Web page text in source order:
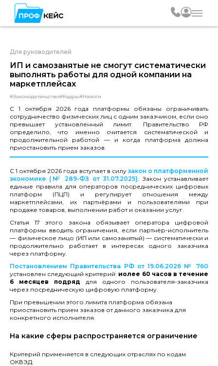
Для руководителей
ИП и самозанятые не смогут систематически
выполнять работы для одной компании на
маркетплейсах
#Законодательство#Кадры#Налоги
С 1 октября 2026 года платформы обязаны ограничивать
сотрудничество физических лиц с одним заказчиком, если оно
превышает установленный лимит. Правительство РФ
определило, что именно считается систематической и
продолжительной работой — и когда платформа должна
приостановить прием заказов.
С 1 октября 2026 года вступает в силу закон о платформенной
экономике (№ 289-ФЗ от 31.07.2025). Закон устанавливает
единые правила для операторов посреднических цифровых
платформ (ПЦП) и регулирует отношения между
маркетплейсами, их партнёрами и пользователями при
продаже товаров, выполнении работ и оказании услуг.
Статья 17 этого закона обязывает оператора цифровой
платформы вводить ограничения, если партнёр-исполнитель
— физическое лицо (ИП или самозанятый) — систематически и
продолжительно работает в интересах одного заказчика
через платформу.
Постановлением Правительства РФ от 19.06.2026 № 760
установлен следующий критерий: иолее 60 часов в течение
6 месяцев подряд для одного пользователя-заказчика
через посредническую цифровую платформу.
При превышении этого лимита платформа обязана
приостановить прием заказов от данного заказчика для
конкретного исполнителя.
На какие сферы распространяется ограничение
Критерий применяется в следующих отраслях по кодам
ОКВЭД: